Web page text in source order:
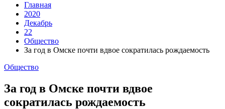
Главная
2020
Декабрь
22
Общество
За год в Омске почти вдвое сократилась рождаемость
Общество
За год в Омске почти вдвое
сократилась рождаемость